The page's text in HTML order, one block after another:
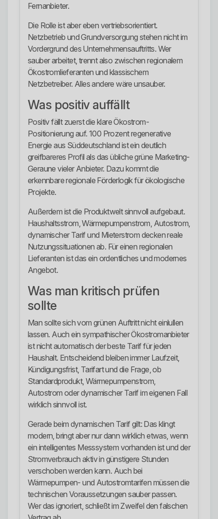
Fernanbieter.
Die Rolle ist aber eben vertriebsorientiert.
Netzbetrieb und Grundversorgung stehen nicht im
Vordergrund des Unternehmensauftritts. Wer
sauber arbeitet, trennt also zwischen regionalem
Ökostromlieferanten und klassischem
Netzbetreiber. Alles andere wäre unsauber.
Was positiv auffällt
Positiv fällt zuerst die klare Ökostrom-
Positionierung auf. 100 Prozent regenerative
Energie aus Süddeutschland ist ein deutlich
greifbareres Profil als das übliche grüne Marketing-
Geraune vieler Anbieter. Dazu kommt die
erkennbare regionale Förderlogik für ökologische
Projekte.
Außerdem ist die Produktwelt sinnvoll aufgebaut.
Haushaltsstrom, Wärmepumpenstrom, Autostrom,
dynamischer Tarif und Mieterstrom decken reale
Nutzungssituationen ab. Für einen regionalen
Lieferanten ist das ein ordentliches und modernes
Angebot.
Was man kritisch prüfen
sollte
Man sollte sich vom grünen Auftritt nicht einlullen
lassen. Auch ein sympathischer Ökostromanbieter
ist nicht automatisch der beste Tarif für jeden
Haushalt. Entscheidend bleiben immer Laufzeit,
Kündigungsfrist, Tarifart und die Frage, ob
Standardprodukt, Wärmepumpenstrom,
Autostrom oder dynamischer Tarif im eigenen Fall
wirklich sinnvoll ist.
Gerade beim dynamischen Tarif gilt: Das klingt
modern, bringt aber nur dann wirklich etwas, wenn
ein intelligentes Messsystem vorhanden ist und der
Stromverbrauch aktiv in günstigere Stunden
verschoben werden kann. Auch bei
Wärmepumpen- und Autostromtarifen müssen die
technischen Voraussetzungen sauber passen.
Wer das ignoriert, schließt im Zweifel den falschen